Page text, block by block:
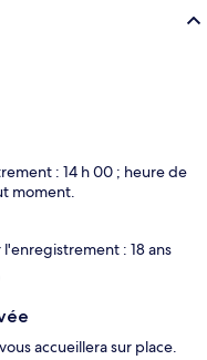
: 14 h 00 ; heure de
moment.
: 18 ans
accueillera sur place.